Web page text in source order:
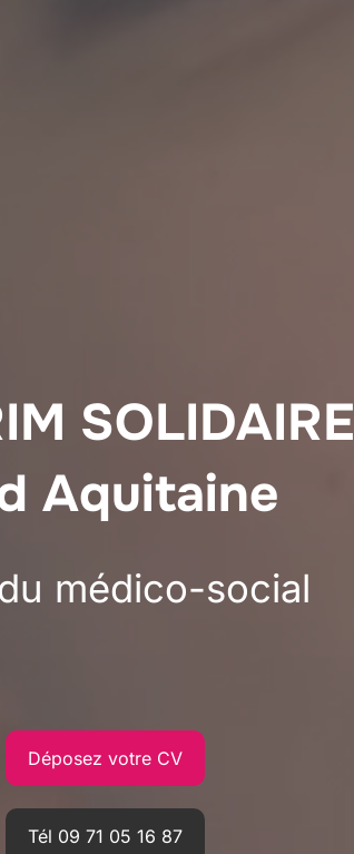
SOLIDAIRE
Aquitaine
du médico-social
Déposez votre CV
Tél 09 71 05 16 87